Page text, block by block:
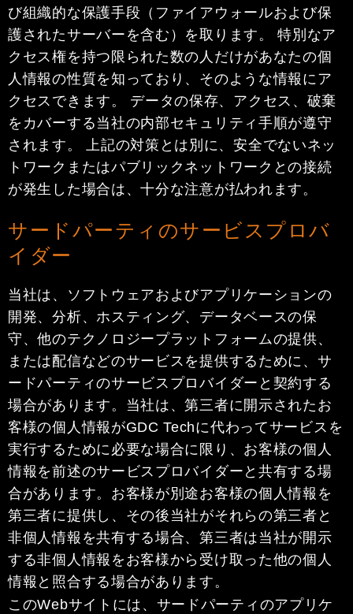
び組織的な保護手段（ファイアウォールおよび保
護されたサーバーを含む）を取ります。 特別なア
クセス権を持つ限られた数の人だけがあなたの個
人情報の性質を知っており、そのような情報にア
クセスできます。 データの保存、アクセス、破棄
をカバーする当社の内部セキュリティ手順が遵守
されます。 上記の対策とは別に、安全でないネッ
トワークまたはパブリックネットワークとの接続
が発生した場合は、十分な注意が払われます。
サードパーティのサービスプロバ
イダー
当社は、ソフトウェアおよびアプリケーションの
開発、分析、ホスティング、データベースの保
守、他のテクノロジープラットフォームの提供、
または配信などのサービスを提供するために、サ
ードパーティのサービスプロバイダーと契約する
場合があります。当社は、第三者に開示されたお
客様の個人情報がGDC Techに代わってサービスを
実行するために必要な場合に限り、お客様の個人
情報を前述のサービスプロバイダーと共有する場
合があります。お客様が別途お客様の個人情報を
第三者に提供し、その後当社がそれらの第三者と
非個人情報を共有する場合、第三者は当社が開示
する非個人情報をお客様から受け取った他の個人
情報と照合する場合があります。
このWebサイトには、サードパーティのアプリケ